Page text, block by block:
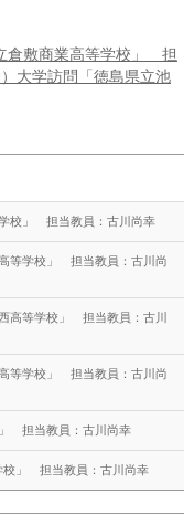
倉敷商業高等学校」 担
大学訪問「徳島県立池
校」 担当教員：古川尚幸
等学校」 担当教員：古川尚
高等学校」 担当教員：古川
等学校」 担当教員：古川尚
担当教員：古川尚幸
校」 担当教員：古川尚幸